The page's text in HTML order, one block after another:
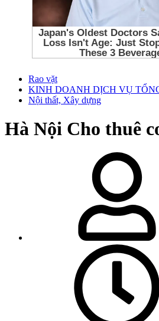
Rao vặt
KINH DOANH DỊCH VỤ
Nội thất, Xây dựng
Hà Nội Cho thuê